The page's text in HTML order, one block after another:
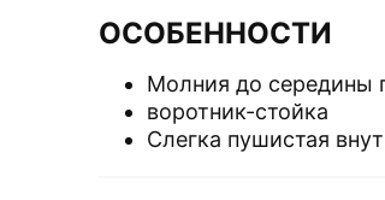
ОСОБЕННОСТИ
Молния до середины
воротник-стойка
Слегка пушистая